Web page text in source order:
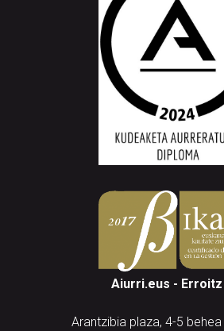
Aiurri.eus - Erroitz
Arantzibia plaza, 4-5 behea